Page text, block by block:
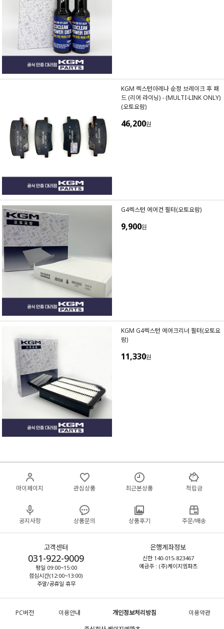
KGM 렉스턴아레나 순정 브레이크 후 패
드 (리어 라이닝) - (MULTI-LINK ONLY)
(오토요람)
46,200원
G4렉스턴 에어컨 필터(오토요람)
9,900원
KGM G4렉스턴 에어크리너 필터(오토요
람)
11,330원
마이페이지 관심상품 최근본상품 적립금
공지사항 상품문의 상품후기 주문/배송
고객센터
031-922-9009
평일 09:00~15:00
점심시간(12:00~13:00)
주말/공휴일 휴무
은행계좌정보
신한 140-015-823467
예금주 : (주)케이지엠파츠
PC버전 이용안내 개인정보처리방침
이용약관